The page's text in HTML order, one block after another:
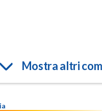
Mostra altri